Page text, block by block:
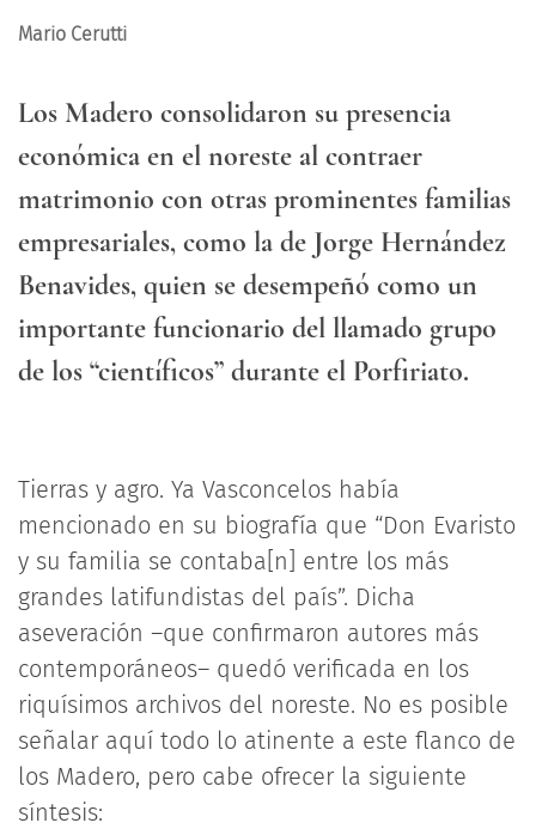
Mario Cerutti
Los Madero consolidaron su presencia
económica en el noreste al contraer
matrimonio con otras prominentes familias
empresariales, como la de Jorge Hernández
Benavides, quien se desempeñó como un
importante funcionario del llamado grupo
de los “científicos” durante el Porfiriato.
Tierras y agro. Ya Vasconcelos había
mencionado en su biografía que “Don Evaristo
y su familia se contaba[n] entre los más
grandes latifundistas del país”. Dicha
aseveración –que confirmaron autores más
contemporáneos– quedó verificada en los
riquísimos archivos del noreste. No es posible
señalar aquí todo lo atinente a este flanco de
los Madero, pero cabe ofrecer la siguiente
síntesis: